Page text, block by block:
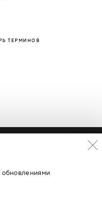
ТЕРМИНОВ
2026Материалы сайта
права. Запрещается
любое использование
обновлениями